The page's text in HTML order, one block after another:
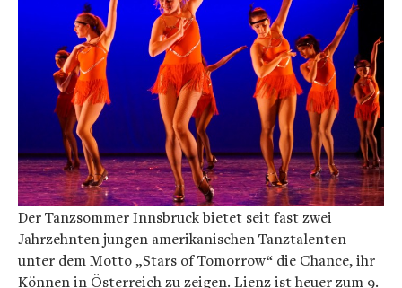
Der Tanzsommer Innsbruck bietet seit fast zwei
Jahrzehnten jungen amerikanischen Tanztalenten
unter dem Motto „Stars of Tomorrow“ die Chance, ihr
Können in Österreich zu zeigen. Lienz ist heuer zum 9.